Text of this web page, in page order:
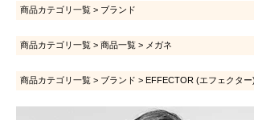
商品カテゴリ一覧 > ブランド
商品カテゴリ一覧 > 商品一覧 > メガネ
商品カテゴリ一覧 > ブランド > EFFECTOR (エフェクター)